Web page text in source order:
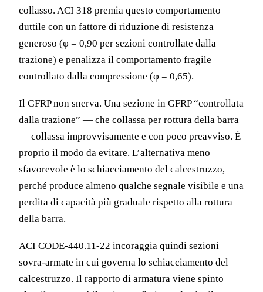
collasso. ACI 318 premia questo comportamento
duttile con un fattore di riduzione di resistenza
generoso (φ = 0,90 per sezioni controllate dalla
trazione) e penalizza il comportamento fragile
controllato dalla compressione (φ = 0,65).
Il GFRP non snerva. Una sezione in GFRP “controllata
dalla trazione” — che collassa per rottura della barra
— collassa improvvisamente e con poco preavviso. È
proprio il modo da evitare. L’alternativa meno
sfavorevole è lo schiacciamento del calcestruzzo,
perché produce almeno qualche segnale visibile e una
perdita di capacità più graduale rispetto alla rottura
della barra.
ACI CODE-440.11-22 incoraggia quindi sezioni
sovra-armate in cui governa lo schiacciamento del
calcestruzzo. Il rapporto di armatura viene spinto